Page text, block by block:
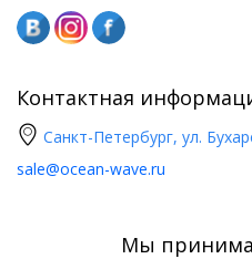
Контактная
Санкт-Петербург, ул.
sale@ocean-wave.ru
Мы